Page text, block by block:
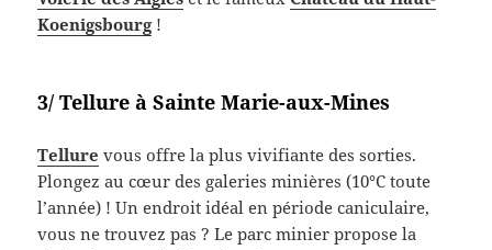
Koenigsbourg!
3/ Tellure à Sainte Marie-aux-Mines
Tellure vous offre la plus vivifiante des sorties.
Plongez au cœur des galeries minières (10°C toute
l’année) ! Un endroit idéal en période caniculaire,
vous ne trouvez pas ? Le parc minier propose la